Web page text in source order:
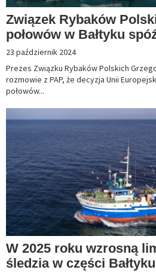
Związek Rybaków
połowów w Bałtyku
23 październik 2024
Prezes Związku Rybaków Polskich
rozmowie z PAP, że decyzja Unii
połowów...
W 2025 roku wzrosną
śledzia w części Bałtyku